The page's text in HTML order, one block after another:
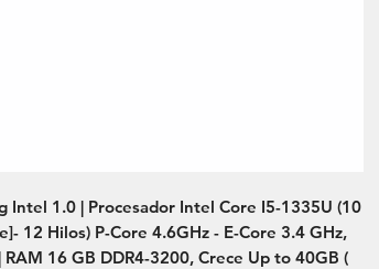
Intel 1.0 | Procesador Intel Core I5-1335U (10
12 Hilos) P-Core 4.6GHz - E-Core 3.4 GHz,
16 GB DDR4-3200, Crece Up to 40GB (